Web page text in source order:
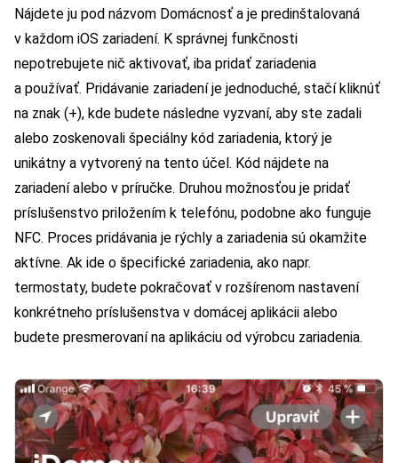
Nájdete ju pod názvom Domácnosť a je predinštalovaná
v každom iOS zariadení. K správnej funkčnosti
nepotrebujete nič aktivovať, iba pridať zariadenia
a používať. Pridávanie zariadení je jednoduché, stačí kliknúť
na znak (+), kde budete následne vyzvaní, aby ste zadali
alebo zoskenovali špeciálny kód zariadenia, ktorý je
unikátny a vytvorený na tento účel. Kód nájdete na
zariadení alebo v príručke. Druhou možnosťou je pridať
príslušenstvo priložením k telefónu, podobne ako funguje
NFC. Proces pridávania je rýchly a zariadenia sú okamžite
aktívne. Ak ide o špecifické zariadenia, ako napr.
termostaty, budete pokračovať v rozšírenom nastavení
konkrétneho príslušenstva v domácej aplikácii alebo
budete presmerovaní na aplikáciu od výrobcu zariadenia.